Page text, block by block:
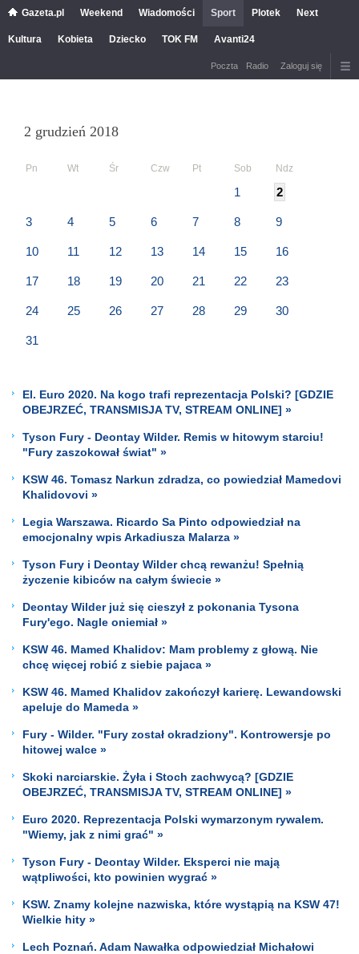
Gazeta.pl Weekend Wiadomości Sport Plotek Next
Kultura Kobieta Dziecko TOK FM Avanti24
Poczta Radio Zaloguj się
2 grudzień 2018
Pn Wt Śr Czw Pt Sob Ndz
1 2
3 4 5 6 7 8 9
10 11 12 13 14 15 16
17 18 19 20 21 22 23
24 25 26 27 28 29 30
31
El. Euro 2020. Na kogo trafi reprezentacja Polski? [GDZIE
OBEJRZEĆ, TRANSMISJA TV, STREAM ONLINE] »
Tyson Fury - Deontay Wilder. Remis w hitowym starciu!
"Fury zaszokował świat" »
KSW 46. Tomasz Narkun zdradza, co powiedział Mamedovi
Khalidovovi »
Legia Warszawa. Ricardo Sa Pinto odpowiedział na
emocjonalny wpis Arkadiusza Malarza »
Tyson Fury i Deontay Wilder chcą rewanżu! Spełnią
życzenie kibiców na całym świecie »
Deontay Wilder już się cieszył z pokonania Tysona
Fury'ego. Nagle oniemiał »
KSW 46. Mamed Khalidov: Mam problemy z głową. Nie
chcę więcej robić z siebie pajaca »
KSW 46. Mamed Khalidov zakończył karierę. Lewandowski
apeluje do Mameda »
Fury - Wilder. "Fury został okradziony". Kontrowersje po
hitowej walce »
Skoki narciarskie. Żyła i Stoch zachwycą? [GDZIE
OBEJRZEĆ, TRANSMISJA TV, STREAM ONLINE] »
Euro 2020. Reprezentacja Polski wymarzonym rywalem.
"Wiemy, jak z nimi grać" »
Tyson Fury - Deontay Wilder. Eksperci nie mają
wątpliwości, kto powinien wygrać »
KSW. Znamy kolejne nazwiska, które wystąpią na KSW 47!
Wielkie hity »
Lech Poznań. Adam Nawałka odpowiedział Michałowi